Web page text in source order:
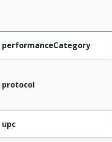
performanceCategory
protocol
upc